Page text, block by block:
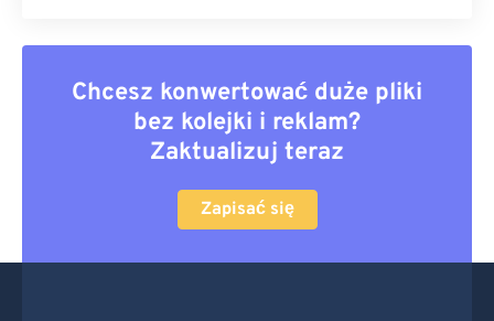
Chcesz konwertować duże pliki
bez kolejki i reklam?
Zaktualizuj teraz
Zapisać się